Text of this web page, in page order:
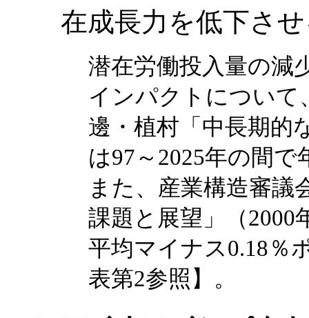
在成長力を低下さ
潜在労働投入量の減
インパクトについて
邊・植村「中長期的
は97～2025年の間
また、産業構造審議
課題と展望」（2000
平均マイナス0.18％
表第2参照】。